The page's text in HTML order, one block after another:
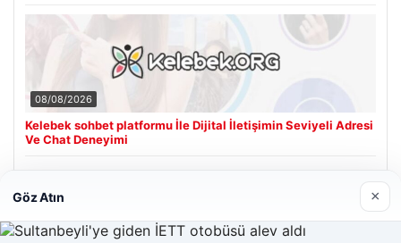
08/08/2026
Kelebek sohbet platformu İle Dijital İletişimin Seviyeli Adresi
Ve Chat Deneyimi
Göz Atın ×